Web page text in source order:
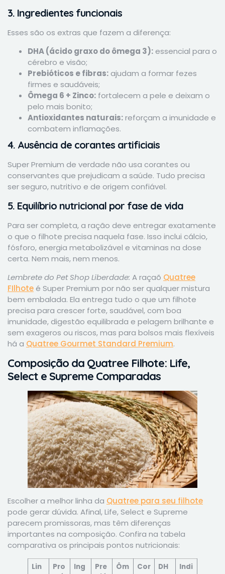
3. Ingredientes funcionais
Esses são os extras que fazem a diferença:
DHA (ácido graxo do ômega 3): essencial para o
cérebro e visão;
Prebióticos e fibras: ajudam a formar fezes
firmes e saudáveis;
Ômega 6 + Zinco: fortalecem a pele e deixam o
pelo mais bonito;
Antioxidantes naturais:reforçam a imunidade e
combatem inflamações.
4. Ausência de corantes artificiais
Super Premium de verdade não usa corantes ou
conservantes que prejudicam a saúde. Tudo precisa
ser seguro, nutritivo e de origem confiável.
5. Equilíbrio nutricional por fase de vida
Para ser completa, a ração deve entregar exatamente
o que o filhote precisa naquela fase. Isso inclui cálcio,
fósforo, energia metabolizável e vitaminas na dose
certa. Nem mais, nem menos.
Lembrete do Pet Shop Liberdade: A raçaõ Quatree
FIlhote é Super Premium por não ser qualquer mistura
bem embalada. Ela entrega tudo o que um filhote
precisa para crescer forte, saudável, com boa
imunidade, digestão equilibrada e pelagem brilhante e
sem exageros ou riscos, mas para bolsos mais flexíveis
há a Quatree Gourmet Standard Premium.
Composição da Quatree Filhote: Life,
Select e Supreme Comparadas
Escolher a melhor linha da Quatree para seu filhote
pode gerar dúvida. Afinal, Life, Select e Supreme
parecem promissoras, mas têm diferenças
importantes na composição. Confira na tabela
comparativa os principais pontos nutricionais:
Lin
Pro
Ing
Pre
Ôm
Cor
DH
Indi